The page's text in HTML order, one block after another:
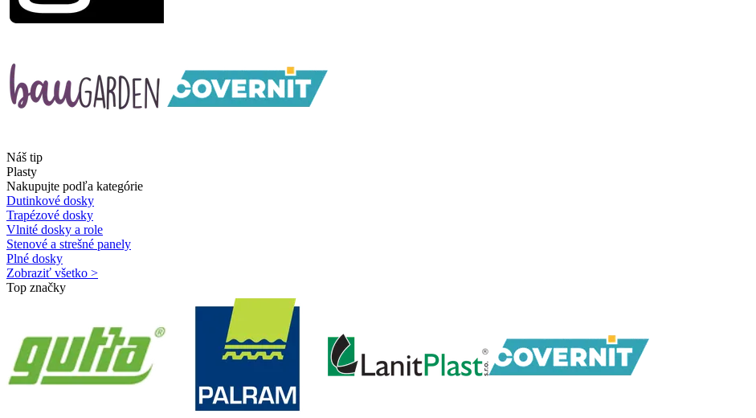
Náš tip
Plasty
Nakupujte podľa kategórie
Dutinkové dosky
Trapézové dosky
Vlnité dosky a role
Stenové a strešné panely
Plné dosky
Zobraziť všetko >
Top značky